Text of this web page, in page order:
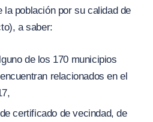
la población por su calidad de
a saber:
de los 170 municipios
relacionados en el
,
certificado de vecindad, de